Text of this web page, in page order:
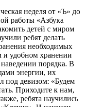
неделя от «Ъ» до
работы «Азбука
детей с миром
ребят делать
необходимых
и удобном хранении
порядка. В
энергии, их
девизом: «Будем
Приходите к нам,
ребята научились